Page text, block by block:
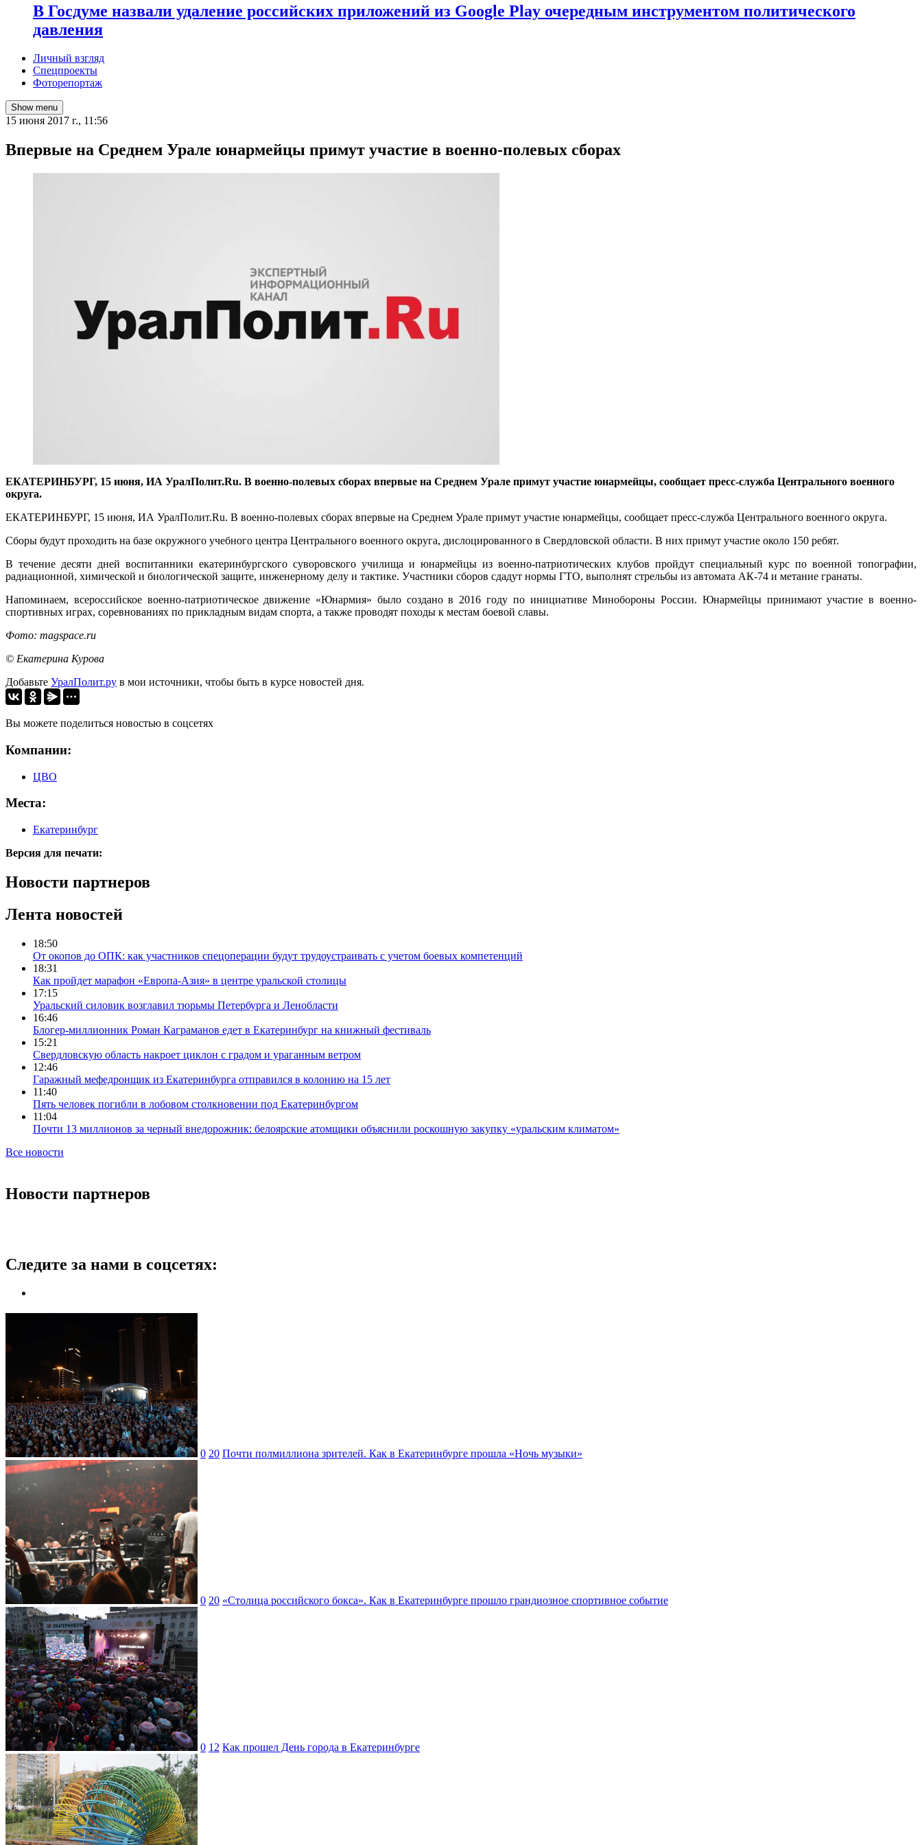
В Госдуме назвали удаление российских приложений из Google Play очередным инструментом политического
давления
Личный взгляд
Спецпроекты
Фоторепортаж
Show menu
15 июня 2017 г., 11:56
Впервые на Среднем Урале юнармейцы примут участие в военно-полевых сборах
ЕКАТЕРИНБУРГ, 15 июня, ИА УралПолит.Ru. В военно-полевых сборах впервые на Среднем Урале примут участие юнармейцы, сообщает пресс-служба Центрального военного
округа.
ЕКАТЕРИНБУРГ, 15 июня, ИА УралПолит.Ru. В военно-полевых сборах впервые на Среднем Урале примут участие юнармейцы, сообщает пресс-служба Центрального военного округа.
Сборы будут проходить на базе окружного учебного центра Центрального военного округа, дислоцированного в Свердловской области. В них примут участие около 150 ребят.
В течение десяти дней воспитанники екатеринбургского суворовского училища и юнармейцы из военно-патриотических клубов пройдут специальный курс по военной топографии,
радиационной, химической и биологической защите, инженерному делу и тактике. Участники сборов сдадут нормы ГТО, выполнят стрельбы из автомата АК-74 и метание гранаты.
Напоминаем, всероссийское военно-патриотическое движение «Юнармия» было создано в 2016 году по инициативе Минобороны России. Юнармейцы принимают участие в военно-
спортивных играх, соревнованиях по прикладным видам спорта, а также проводят походы к местам боевой славы.
Фото: magspace.ru
© Екатерина Курова
Добавьте УралПолит.ру в мои источники, чтобы быть в курсе новостей дня.
Вы можете поделиться новостью в соцсетях
Компании:
ЦВО
Места:
Екатеринбург
Версия для печати:
Новости партнеров
Лента новостей
18:50
От окопов до ОПК: как участников спецоперации будут трудоустраивать с учетом боевых компетенций
18:31
Как пройдет марафон «Европа-Азия» в центре уральской столицы
17:15
Уральский силовик возглавил тюрьмы Петербурга и Ленобласти
16:46
Блогер-миллионник Роман Каграманов едет в Екатеринбург на книжный фестиваль
15:21
Свердловскую область накроет циклон с градом и ураганным ветром
12:46
Гаражный мефедронщик из Екатеринбурга отправился в колонию на 15 лет
11:40
Пять человек погибли в лобовом столкновении под Екатеринбургом
11:04
Почти 13 миллионов за черный внедорожник: белоярские атомщики объяснили роскошную закупку «уральским климатом»
Все новости
Новости партнеров
Следите за нами в соцсетях:
0 20 Почти полмиллиона зрителей. Как в Екатеринбурге прошла «Ночь музыки»
0 20 «Столица российского бокса». Как в Екатеринбурге прошло грандиозное спортивное событие
0 12 Как прошел День города в Екатеринбурге